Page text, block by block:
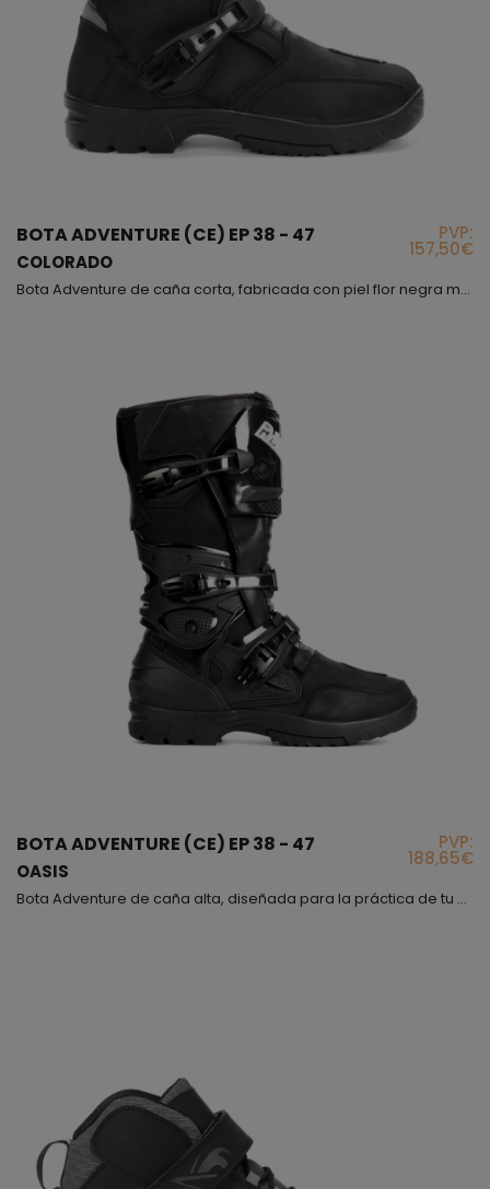
BOTA ADVENTURE (CE) EP 38 - 47
COLORADO
PVP:
157,50€
Bota Adventure de caña corta, fabricada con piel flor negra mate, este tipo de piel es muy resistente ante cualquier posible impacto o abrasión, interiormente encontraras que entre el forro y la piel hay una lamina de Foam con la que te sentirás muy cómodo al llevar la bota, además de esto, debes saber que el forro interior es de alta resistencia e incluye protectores para los tobillos. En cuanto a la parte exterior del modelo Colorado, lleva diferentes puntos de refue...
BOTA ADVENTURE (CE) EP 38 - 47
OASIS
PVP:
188,65€
Bota Adventure de caña alta, diseñada para la práctica de tu deporte favorito, encontraras lo que estas buscando, un producto idóneo que cumple todos los requisitos y prestaciones que necesitarás para sentirte cómodo y seguro; este modelo queda a media altura de la pantorrilla aproximadamente, hemos conseguido que sea muy flexible mediante los fuelles de microfibra que encontrarás en la parte trasera y delantera que facilitarán la movilidad de tu pie; el modelo Oasis...